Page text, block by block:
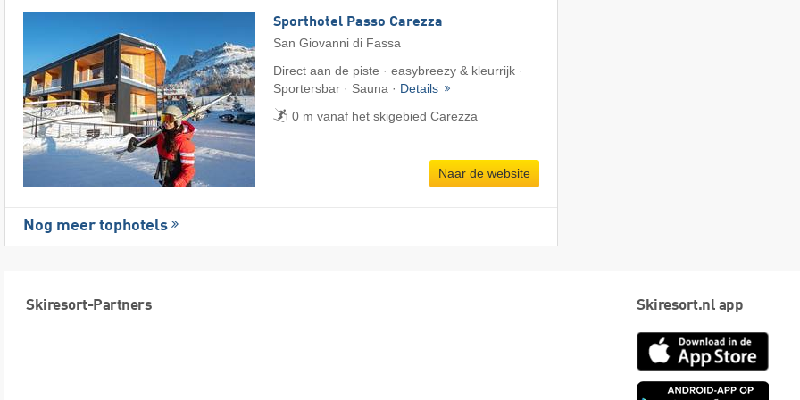
Sporthotel Passo Carezza
San Giovanni di Fassa
Direct aan de piste · easybreezy & kleurrijk ·
Sportersbar · Sauna · Details
0 m vanaf het skigebied Carezza
Naar de website
Nog meer tophotels
Skiresort-Partners Skiresort.nl app
App